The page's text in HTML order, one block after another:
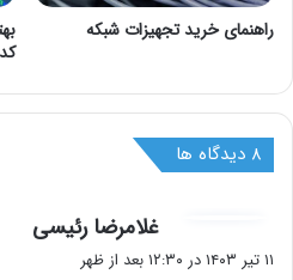
راهنمای خرید تجهیزات شبکه
‫۸ دیدگاه ها
غلامرضا رئیسی
۱۱ تیر ۱۴۰۳ در ۱۲:۳۰ بعد از ظهر